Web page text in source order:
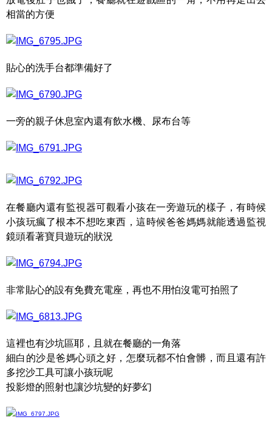
相當的方便
貼心的洗手台都準備好了
一旁的親子休息室內還有飲水機、尿布台等
在餐廳內還有監視器可觀看小孩在一旁遊玩的樣子，有時候
小孩玩瘋了根本不想吃東西，這時候爸爸媽媽就能透過監視
鏡頭看著寶貝遊玩的狀況
非常貼心的設有免費充電座，再也不用怕沒電可拍照了
這裡也有沙坑區耶，且就在餐廳的一角落
細白的沙是爸媽心頭之好，怎麼玩都不怕會髒，而且還有許
多挖沙工具可讓小孩玩呢
投影燈的照射也讓沙坑變的好夢幻